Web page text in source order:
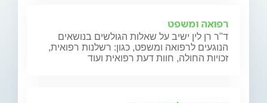
רפואה ומשפט
ד"ר רן לין ישיב על שאלות הגולשים בנושאים
הנוגעים לרפואה ומשפט, כגון: רשלנות רפואית,
זכויות החולה, חוות דעת רפואית ועוד